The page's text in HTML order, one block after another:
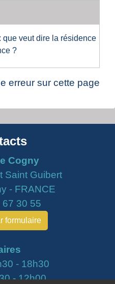
que veut dire la résidence
?
erreur sur cette page
Cogny
Saint Guibert
- FRANCE
67 30 55
formulaire
- 18h30
- 12h00